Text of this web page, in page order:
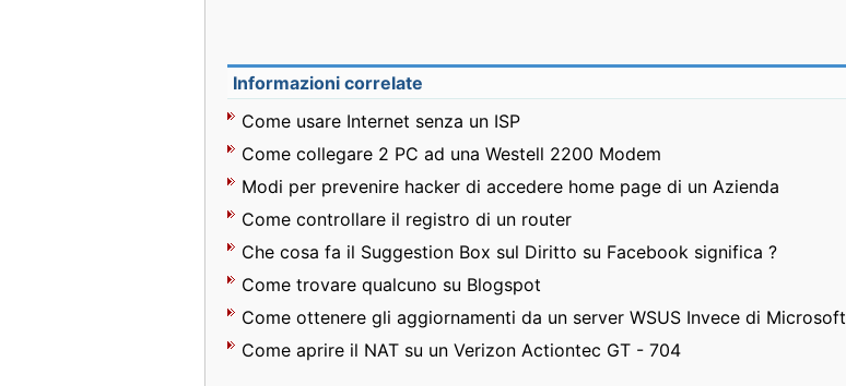
Informazioni correlate
Come usare Internet senza un ISP
Come collegare 2 PC ad una Westell 2200 Modem
Modi per prevenire hacker di accedere home page di un Azienda
Come controllare il registro di un router
Che cosa fa il Suggestion Box sul Diritto su Facebook significa ?
Come trovare qualcuno su Blogspot
Come ottenere gli aggiornamenti da un server WSUS Invece di Microsoft
Come aprire il NAT su un Verizon Actiontec GT - 704